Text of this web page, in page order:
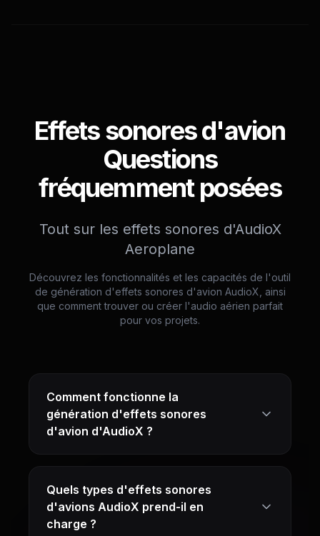
Effets sonores d'avion
Questions
fréquemment posées
Tout sur les effets sonores d'AudioX
Aeroplane
Découvrez les fonctionnalités et les capacités de l'outil
de génération d'effets sonores d'avion AudioX, ainsi
que comment trouver ou créer l'audio aérien parfait
pour vos projets.
Comment fonctionne la
génération d'effets sonores
d'avion d'AudioX ?
Quels types d'effets sonores
d'avions AudioX prend-il en
charge ?